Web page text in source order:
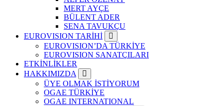
MERT AYÇE
BÜLENT ADER
SENA TAVUKÇU
EUROVISION TARİHİ
EUROVISION’DA TÜRKİYE
EUROVISION SANATÇILARI
ETKİNLİKLER
HAKKIMIZDA
ÜYE OLMAK İSTİYORUM
OGAE TÜRKİYE
OGAE INTERNATIONAL